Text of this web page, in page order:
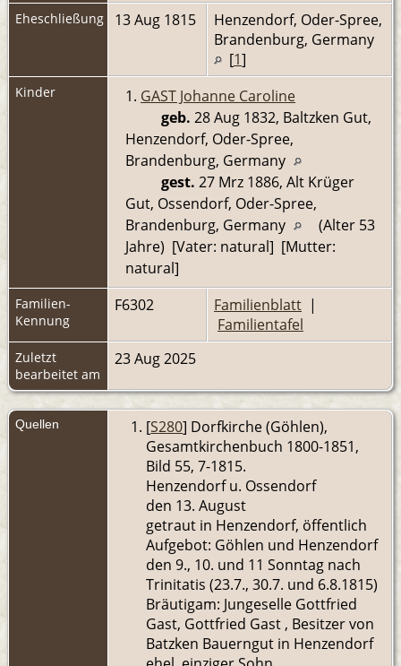
Eheschließung 13 Aug 1815
Henzendorf, Oder-Spree,
Brandenburg, Germany
[1]
Kinder 1. GAST Johanne Caroline
geb. 28 Aug 1832, Baltzken Gut,
Henzendorf, Oder-Spree,
Brandenburg, Germany
gest. 27 Mrz 1886, Alt Krüger
Gut, Ossendorf, Oder-Spree,
Brandenburg, Germany
(Alter 53
Jahre) [Vater: natural] [Mutter:
natural]
Familien-
Kennung
F6302 Familienblatt |
Familientafel
Zuletzt
bearbeitet am
23 Aug 2025
Quellen [S280] Dorfkirche (Göhlen),
Gesamtkirchenbuch 1800-1851,
Bild 55, 7-1815.
Henzendorf u. Ossendorf
den 13. August
getraut in Henzendorf, öffentlich
Aufgebot: Göhlen und Henzendorf
den 9., 10. und 11 Sonntag nach
Trinitatis (23.7., 30.7. und 6.8.1815)
Bräutigam: Jungeselle Gottfried
Gast, Gottfried Gast , Besitzer von
Batzken Bauerngut in Henzendorf